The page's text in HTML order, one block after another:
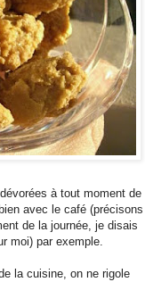
à tout moment de
avec le café (précisons
de la journée, je disais
moi) par exemple.
la cuisine, on ne rigole